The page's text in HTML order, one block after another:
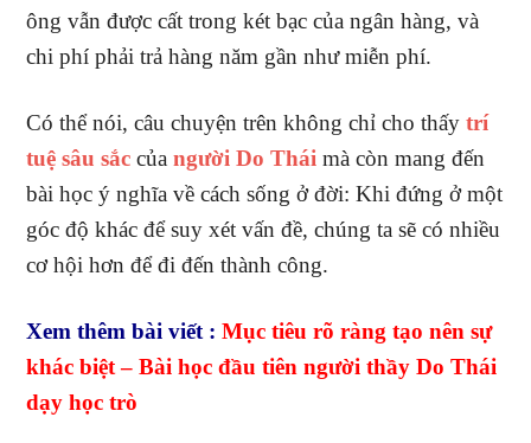
ông vẫn được cất trong két bạc của ngân hàng, và
chi phí phải trả hàng năm gần như miễn phí.
Có thể nói, câu chuyện trên không chỉ cho thấytrí
tuệ sâu sắc củangười Do Thái mà còn mang đến
bài học ý nghĩa về cách sống ở đời: Khi đứng ở một
góc độ khác để suy xét vấn đề, chúng ta sẽ có nhiều
cơ hội hơn để đi đến thành công.
Xem thêm bài viết :Mục tiêu rõ ràng tạo nên sự
khác biệt – Bài học đầu tiên người thầy Do Thái
dạy học trò